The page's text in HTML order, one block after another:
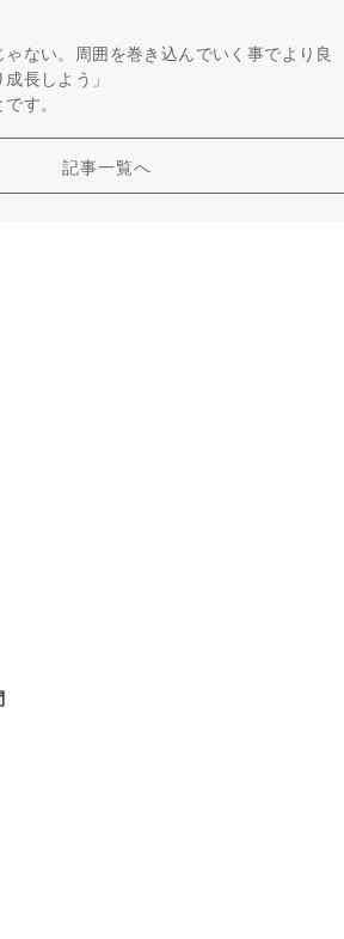
ゃない。周囲を巻き込んでいく事でより良
長しよう」
す。
記事一覧へ